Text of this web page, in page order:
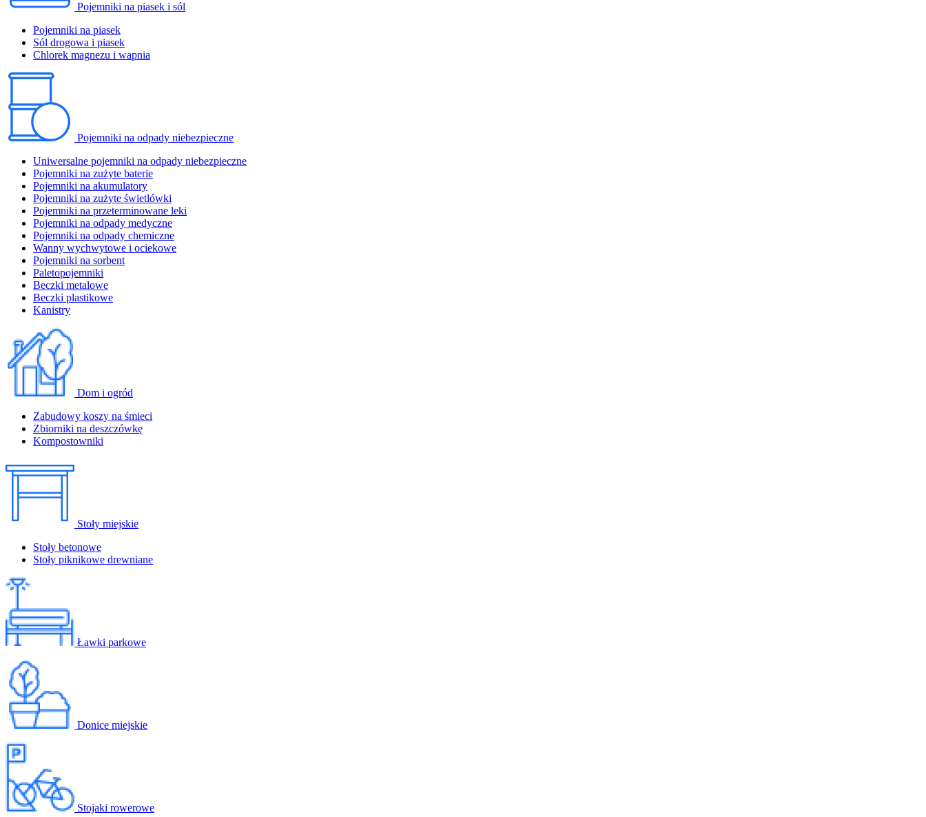
Pojemniki na piasek i sól
Pojemniki na piasek
Sól drogowa i piasek
Chlorek magnezu i wapnia
Pojemniki na odpady niebezpieczne
Uniwersalne pojemniki na odpady niebezpieczne
Pojemniki na zużyte baterie
Pojemniki na akumulatory
Pojemniki na zużyte świetlówki
Pojemniki na przeterminowane leki
Pojemniki na odpady medyczne
Pojemniki na odpady chemiczne
Wanny wychwytowe i ociekowe
Pojemniki na sorbent
Paletopojemniki
Beczki metalowe
Beczki plastikowe
Kanistry
Dom i ogród
Zabudowy koszy na śmieci
Zbiorniki na deszczówkę
Kompostowniki
Stoły miejskie
Stoły betonowe
Stoły piknikowe drewniane
Ławki parkowe
Donice miejskie
Stojaki rowerowe